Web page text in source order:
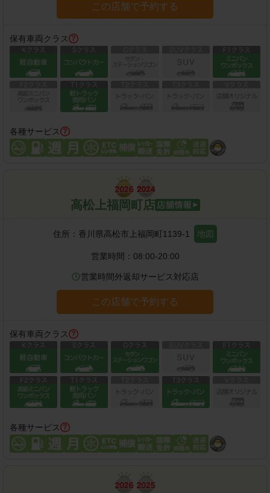
この店舗で予約する
保有車両クラス
各種サービス
高松上福岡町店
住所： 香川県高松市上福岡町1139-1 地図
営業時間： 08:00-20:00
営業時間外返却サービス対応店
この店舗で予約する
保有車両クラス
各種サービス